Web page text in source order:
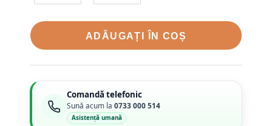
ADĂUGAȚI ÎN COȘ
Comandă telefonic
Sună acum la0733 000 514
Asistență umană